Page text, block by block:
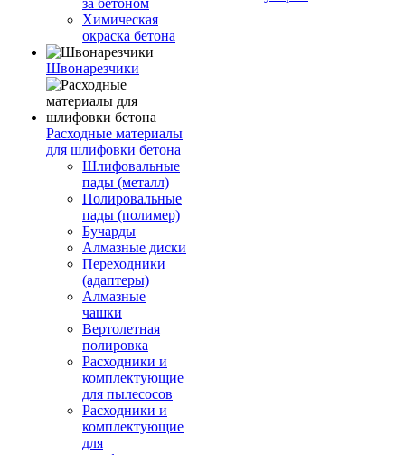
за бетоном
Химическая
окраска бетона
Швонарезчики
Расходные материалы
для шлифовки бетона
Шлифовальные
пады (металл)
Полировальные
пады (полимер)
Бучарды
Алмазные диски
Переходники
(адаптеры)
Алмазные
чашки
Вертолетная
полировка
Расходники и
комплектующие
для пылесосов
Расходники и
комплектующие
для